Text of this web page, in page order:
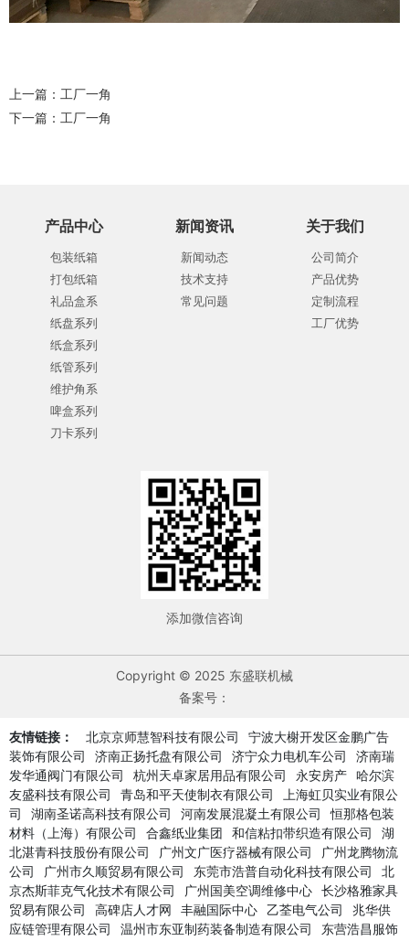
上一篇： 工厂一角
下一篇： 工厂一角
产品中心
包装纸箱
打包纸箱
礼品盒系
纸盘系列
纸盒系列
纸管系列
维护角系
啤盒系列
刀卡系列
新闻资讯
新闻动态
技术支持
常见问题
关于我们
公司简介
产品优势
定制流程
工厂优势
添加微信咨询
Copyright © 2025 东盛联机械
备案号：
友情链接： 北京京师慧智科技有限公司
宁波大榭开发区金鹏广告
装饰有限公司
济南正扬托盘有限公司 济宁众力电机车公司
济南瑞
发华通阀门有限公司
杭州天卓家居用品有限公司 永安房产 哈尔滨
友盛科技有限公司
青岛和平天使制衣有限公司
上海虹贝实业有限公
司
湖南圣诺高科技有限公司 河南发展混凝土有限公司
恒那格包装
材料（上海）有限公司
合鑫纸业集团 和信粘扣带织造有限公司
湖
北湛青科技股份有限公司
广州文广医疗器械有限公司
广州龙腾物流
公司
广州市久顺贸易有限公司 东莞市浩普自动化科技有限公司
北
京杰斯菲克气化技术有限公司
广州国美空调维修中心 长沙格雅家具
贸易有限公司
高碑店人才网 丰融国际中心 乙荃电气公司
兆华供
应链管理有限公司
温州市东亚制药装备制造有限公司
东营浩昌服饰